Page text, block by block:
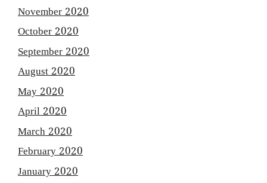
November 2020
October 2020
September 2020
August 2020
May 2020
April 2020
March 2020
February 2020
January 2020